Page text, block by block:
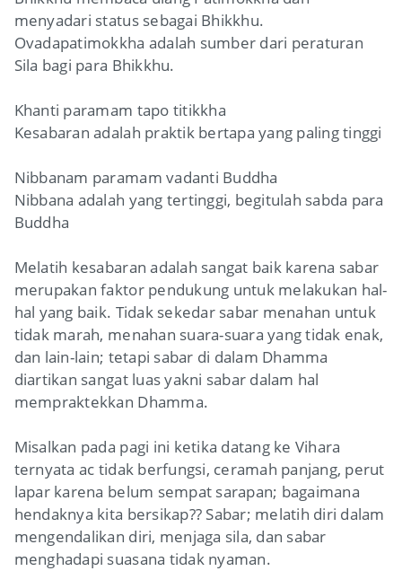
menyadari status sebagai Bhikkhu.
Ovadapatimokkha adalah sumber dari peraturan
Sila bagi para Bhikkhu.
Khanti paramam tapo titikkha
Kesabaran adalah praktik bertapa yang paling tinggi
Nibbanam paramam vadanti Buddha
Nibbana adalah yang tertinggi, begitulah sabda para
Buddha
Melatih kesabaran adalah sangat baik karena sabar
merupakan faktor pendukung untuk melakukan hal-
hal yang baik. Tidak sekedar sabar menahan untuk
tidak marah, menahan suara-suara yang tidak enak,
dan lain-lain; tetapi sabar di dalam Dhamma
diartikan sangat luas yakni sabar dalam hal
mempraktekkan Dhamma.
Misalkan pada pagi ini ketika datang ke Vihara
ternyata ac tidak berfungsi, ceramah panjang, perut
lapar karena belum sempat sarapan; bagaimana
hendaknya kita bersikap?? Sabar; melatih diri dalam
mengendalikan diri, menjaga sila, dan sabar
menghadapi suasana tidak nyaman.